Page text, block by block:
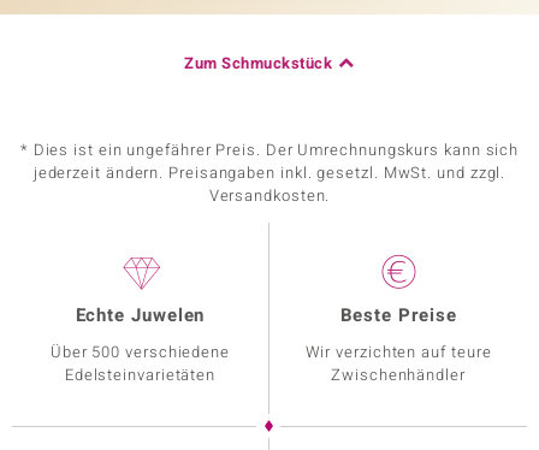
Zum Schmuckstück
* Dies ist ein ungefährer Preis. Der Umrechnungskurs kann sich
jederzeit ändern. Preisangaben inkl. gesetzl. MwSt. und zzgl.
Versandkosten.
Echte Juwelen
Über 500 verschiedene
Edelsteinvarietäten
Beste Preise
Wir verzichten auf teure
Zwischenhändler